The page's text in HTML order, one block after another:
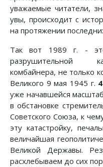
уважаемые читатели,
увы, происходит с
на протяжении
Так вот 1989 г. -
разрушительной
комбайнера, не только
Великого 9 мая 1945 г.
уже начавшейся
в обстановке
Советского Союза, к
эту катастройку,
величайшая
Великой Державы.
расхлебываем до сих